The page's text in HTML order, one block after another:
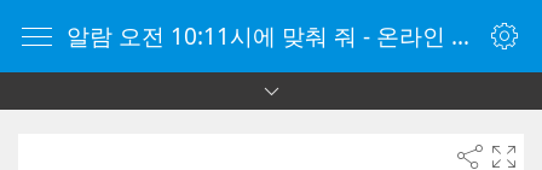
알람 오전 10:11시에 맞춰 줘 - 온라인 알람 시계 - 자명종 온라인 - 온라인 자명종